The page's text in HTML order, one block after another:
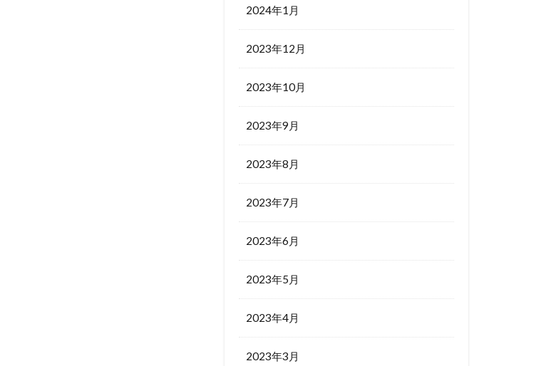
2024年1月
2023年12月
2023年10月
2023年9月
2023年8月
2023年7月
2023年6月
2023年5月
2023年4月
2023年3月